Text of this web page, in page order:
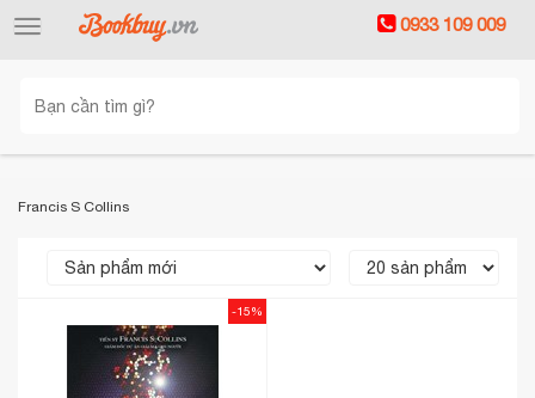
Toggle
0933 109 009
Francis S Collins
-15%